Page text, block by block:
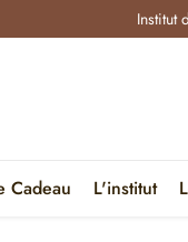
Institut
Cadeau L'institut